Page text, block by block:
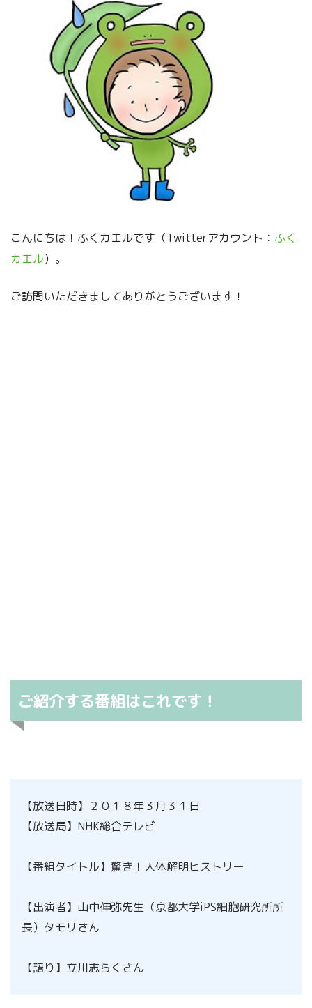
こんにちは！ふくカエルです（Twitterアカウント： ふく
カエル）。
ご訪問いただきましてありがとうございます！
ご紹介する番組はこれです！
【放送日時】２０１８年３月３１日
【放送局】NHK総合テレビ
【番組タイトル】驚き！人体解明ヒストリー
【出演者】山中伸弥先生（京都大学iPS細胞研究所所
長）タモリさん
【語り】立川志らくさん